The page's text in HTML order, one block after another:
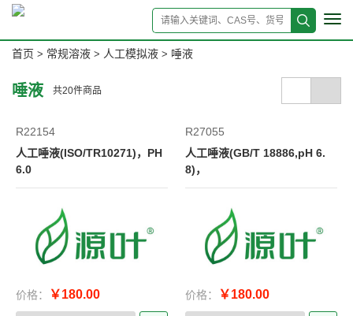
首页 > 常规溶液 > 人工模拟液 > 唾液
唾液 共20件商品
R22154
人工唾液(ISO/TR10271)，PH
6.0
价格： ￥180.00
R27055
人工唾液(GB/T 18886,pH 6.
8)，
价格： ￥180.00